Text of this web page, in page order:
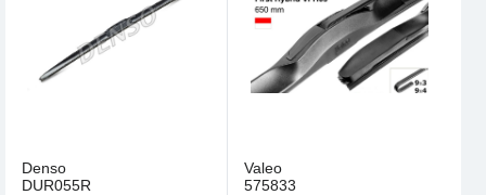
Denso
DUR055R
Valeo
575833